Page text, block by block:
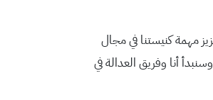
مهمة كنيستنا في مجال
أنا وفريق العدالة في